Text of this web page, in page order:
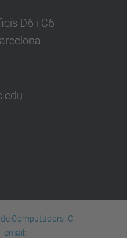
D6 i C6
Computadors. C.
email: